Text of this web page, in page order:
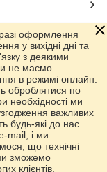
оформлення
у вихідні дні та
з деякими
не маємо
в режимі онлайн.
оброблятися по
необхідності ми
важливих
будь-які до нас
mail, і ми
що технічні
зможемо
клієнтів.